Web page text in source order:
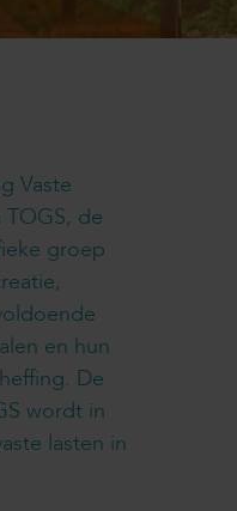
Vaste
de
groep
en hun
De
wordt in
lasten in